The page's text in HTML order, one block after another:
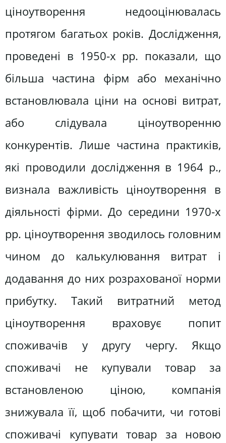
ціноутворення недооцінювалась
протягом багатьох років. Дослідження,
проведені в 1950-х рр. показали, що
більша частина фірм або механічно
встановлювала ціни на основі витрат,
або слідувала ціноутворенню
конкурентів. Лише частина практиків,
які проводили дослідження в 1964 р.,
визнала важливість ціноутворення в
діяльності фірми. До середини 1970-х
рр. ціноутворення зводилось головним
чином до калькулювання витрат і
додавання до них розрахованої норми
прибутку. Такий витратний метод
ціноутворення враховує попит
споживачів у другу чергу. Якщо
споживачі не купували товар за
встановленою ціною, компанія
знижувала її, щоб побачити, чи готові
споживачі купувати товар за новою